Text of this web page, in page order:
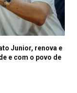
Junior, renova e
e com o povo de